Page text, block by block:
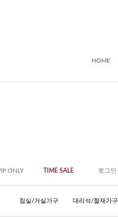
HOME
ONLY TIME SALE 로그인
침실/거실가구 대리석/철재가구